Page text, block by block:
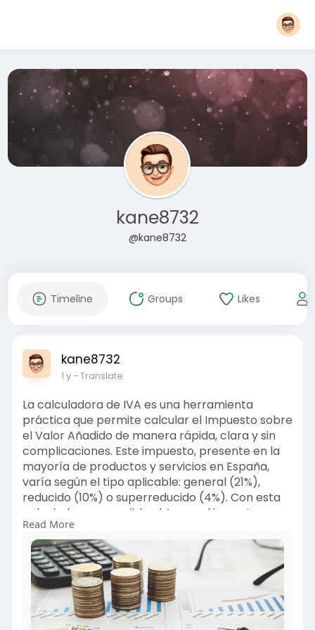
kane8732
@kane8732
Timeline Groups Likes
kane8732
1 y- Translate
La calculadora de IVA es una herramienta
práctica que permite calcular el Impuesto sobre
el Valor Añadido de manera rápida, clara y sin
complicaciones. Este impuesto, presente en la
mayoría de productos y servicios en España,
varía según el tipo aplicable: general (21%),
reducido (10%) o superreducido (4%). Con esta
calculadora, es posible obtener el importe
exacto del IVA y el precio final de un producto, o
bien desglosar el IVA incluido en un precio total.
Usarla es muy sencillo. Solo tienes que introducir
el valor del producto o servicio y seleccionar si
deseas añadir o quitar el IVA. La herramienta te
dará al instante el resultado: el importe del IVA y
Read More